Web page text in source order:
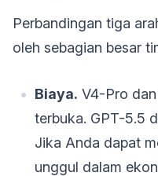
Perbandingan tiga
oleh sebagian besar
Biaya. V4-Pro
terbuka. GPT-5.5
Jika Anda dapat
unggul dalam